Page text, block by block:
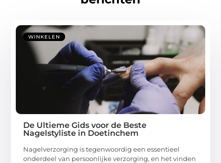
WINKELEN
De Ultieme Gids voor de Beste
Nagelstyliste in Doetinchem
Nagelverzorging is tegenwoordig een essentieel
onderdeel van persoonlijke verzorging, en het vinden